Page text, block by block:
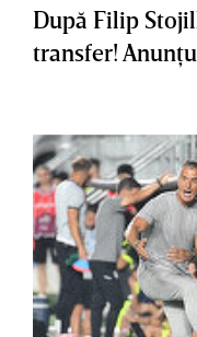
După Filip Stojilkovic, Rapid mai face un
transfer!